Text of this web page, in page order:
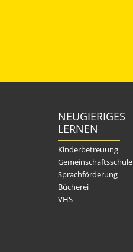
NEUGIERIGES
LERNEN
Kinderbetreuung
Gemeinschaftsschule
Sprachförderung
Bücherei
VHS